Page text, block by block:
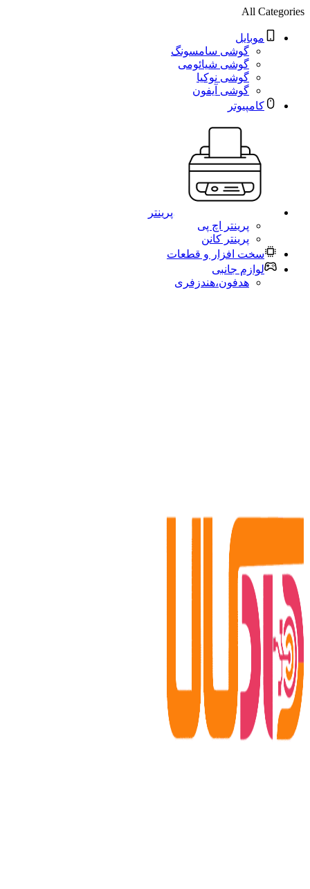
All Categories
موبایل
گوشی سامسونگ
گوشی شیائومی
گوشی نوکیا
گوشی آیفون
کامپیوتر
پرینتر
پرینتر اچ پی
پرینتر کانن
سخت افزار و قطعات
لوازم جانبی
هدفون،هندزفری